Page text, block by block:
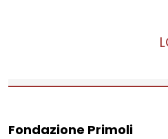
Fondazione Primoli